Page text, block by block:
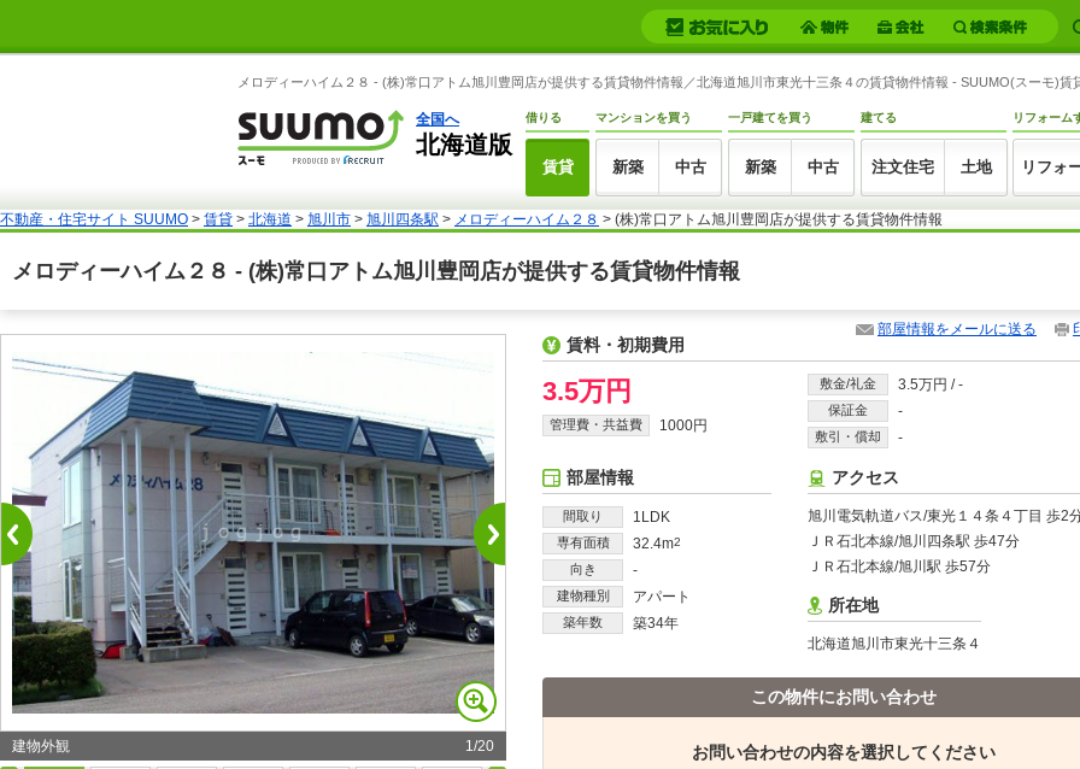
メロディーハイム２８ - (株)常口アトム旭川豊岡店が提供する賃貸物件情報／北海道旭川市東光十三条４の賃貸物件情報 - SUUMO(スーモ)賃
全国へ
北海道版
借りる
賃貸
マンションを買う
新築 中古
一戸建てを買う
新築 中古
建てる
注文住宅 土地
リフォーム
リフォ
不動産・住宅サイト SUUMO > 賃貸 > 北海道 > 旭川市 > 旭川四条駅 > メロディーハイム２８ > (株)常口アトム旭川豊岡店が提供する賃貸物件情報
メロディーハイム２８ - (株)常口アトム旭川豊岡店が提供する賃貸物件情報
建物外観 1/20
部屋情報をメールに送る
賃料・初期費用
3.5万円
管理費・共益費 1000円
敷金/礼金 3.5万円 /-
保証金 -
敷引・償却 -
部屋情報
間取り 1LDK
専有面積 32.4m2
向き -
建物種別 アパート
築年数 築34年
アクセス
旭川電気軌道バス/東光１４条４丁目 歩2
ＪＲ石北本線/旭川四条駅 歩47分
ＪＲ石北本線/旭川駅 歩57分
所在地
北海道旭川市東光十三条４
この物件にお問い合わせ
お問い合わせの内容を選択してください